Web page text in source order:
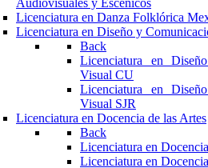
Audiovisuales y Escénicos
Licenciatura en Danza Folklórica
Licenciatura en Diseño y
Back
Licenciatura en
Visual CU
Licenciatura en
Visual SJR
Licenciatura en Docencia de las Artes
Back
Licenciatura en
Licenciatura en